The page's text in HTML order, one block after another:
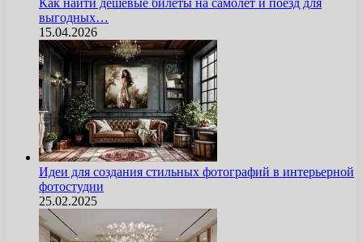
Как найти дешёвые билеты на самолёт и поезд для
выгодных…
15.04.2026
Идеи для создания стильных фотографий в интерьерной
фотостудии
25.02.2025